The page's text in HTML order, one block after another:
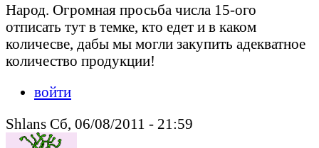
Народ. Огромная просьба числа 15-ого
отписать тут в темке, кто едет и в каком
количесве, дабы мы могли закупить адекватное
количество продукции!
войти
Shlans Сб, 06/08/2011 - 21:59